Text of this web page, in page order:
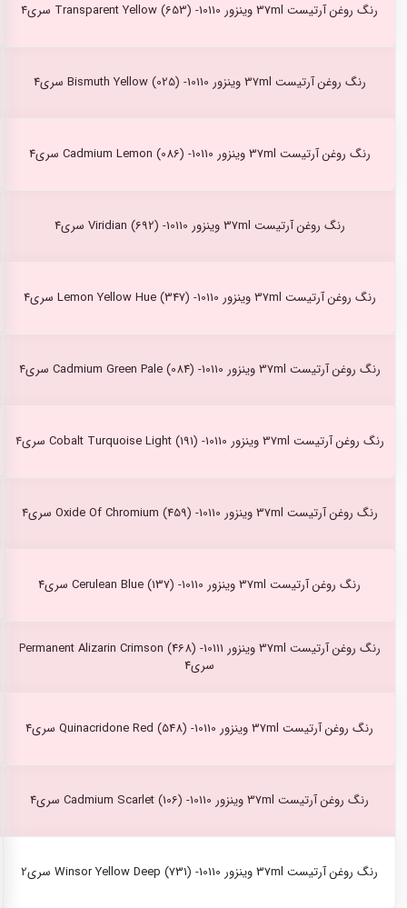
رنگ روغن آرتیست 37ml وینزور Transparent Yellow (653) -10110 سری4
رنگ روغن آرتیست 37ml وینزور Bismuth Yellow (025) -10110 سری4
رنگ روغن آرتیست 37ml وینزور Cadmium Lemon (086) -10110 سری4
رنگ روغن آرتیست 37ml وینزور Viridian (692) -10110 سری4
رنگ روغن آرتیست 37ml وینزور Lemon Yellow Hue (347) -10110 سری4
رنگ روغن آرتیست 37ml وینزور Cadmium Green Pale (084) -10110 سری4
رنگ روغن آرتیست 37ml وینزور Cobalt Turquoise Light (191) -10110 سری4
رنگ روغن آرتیست 37ml وینزور Oxide Of Chromium (459) -10110 سری4
رنگ روغن آرتیست 37ml وینزور Cerulean Blue (137) -10110 سری4
رنگ روغن آرتیست 37ml وینزور Permanent Alizarin Crimson (468) -10111
سری4
رنگ روغن آرتیست 37ml وینزور Quinacridone Red (548) -10110 سری4
رنگ روغن آرتیست 37ml وینزور Cadmium Scarlet (106) -10110 سری4
رنگ روغن آرتیست 37ml وینزور Winsor Yellow Deep (731) -10110 سری2